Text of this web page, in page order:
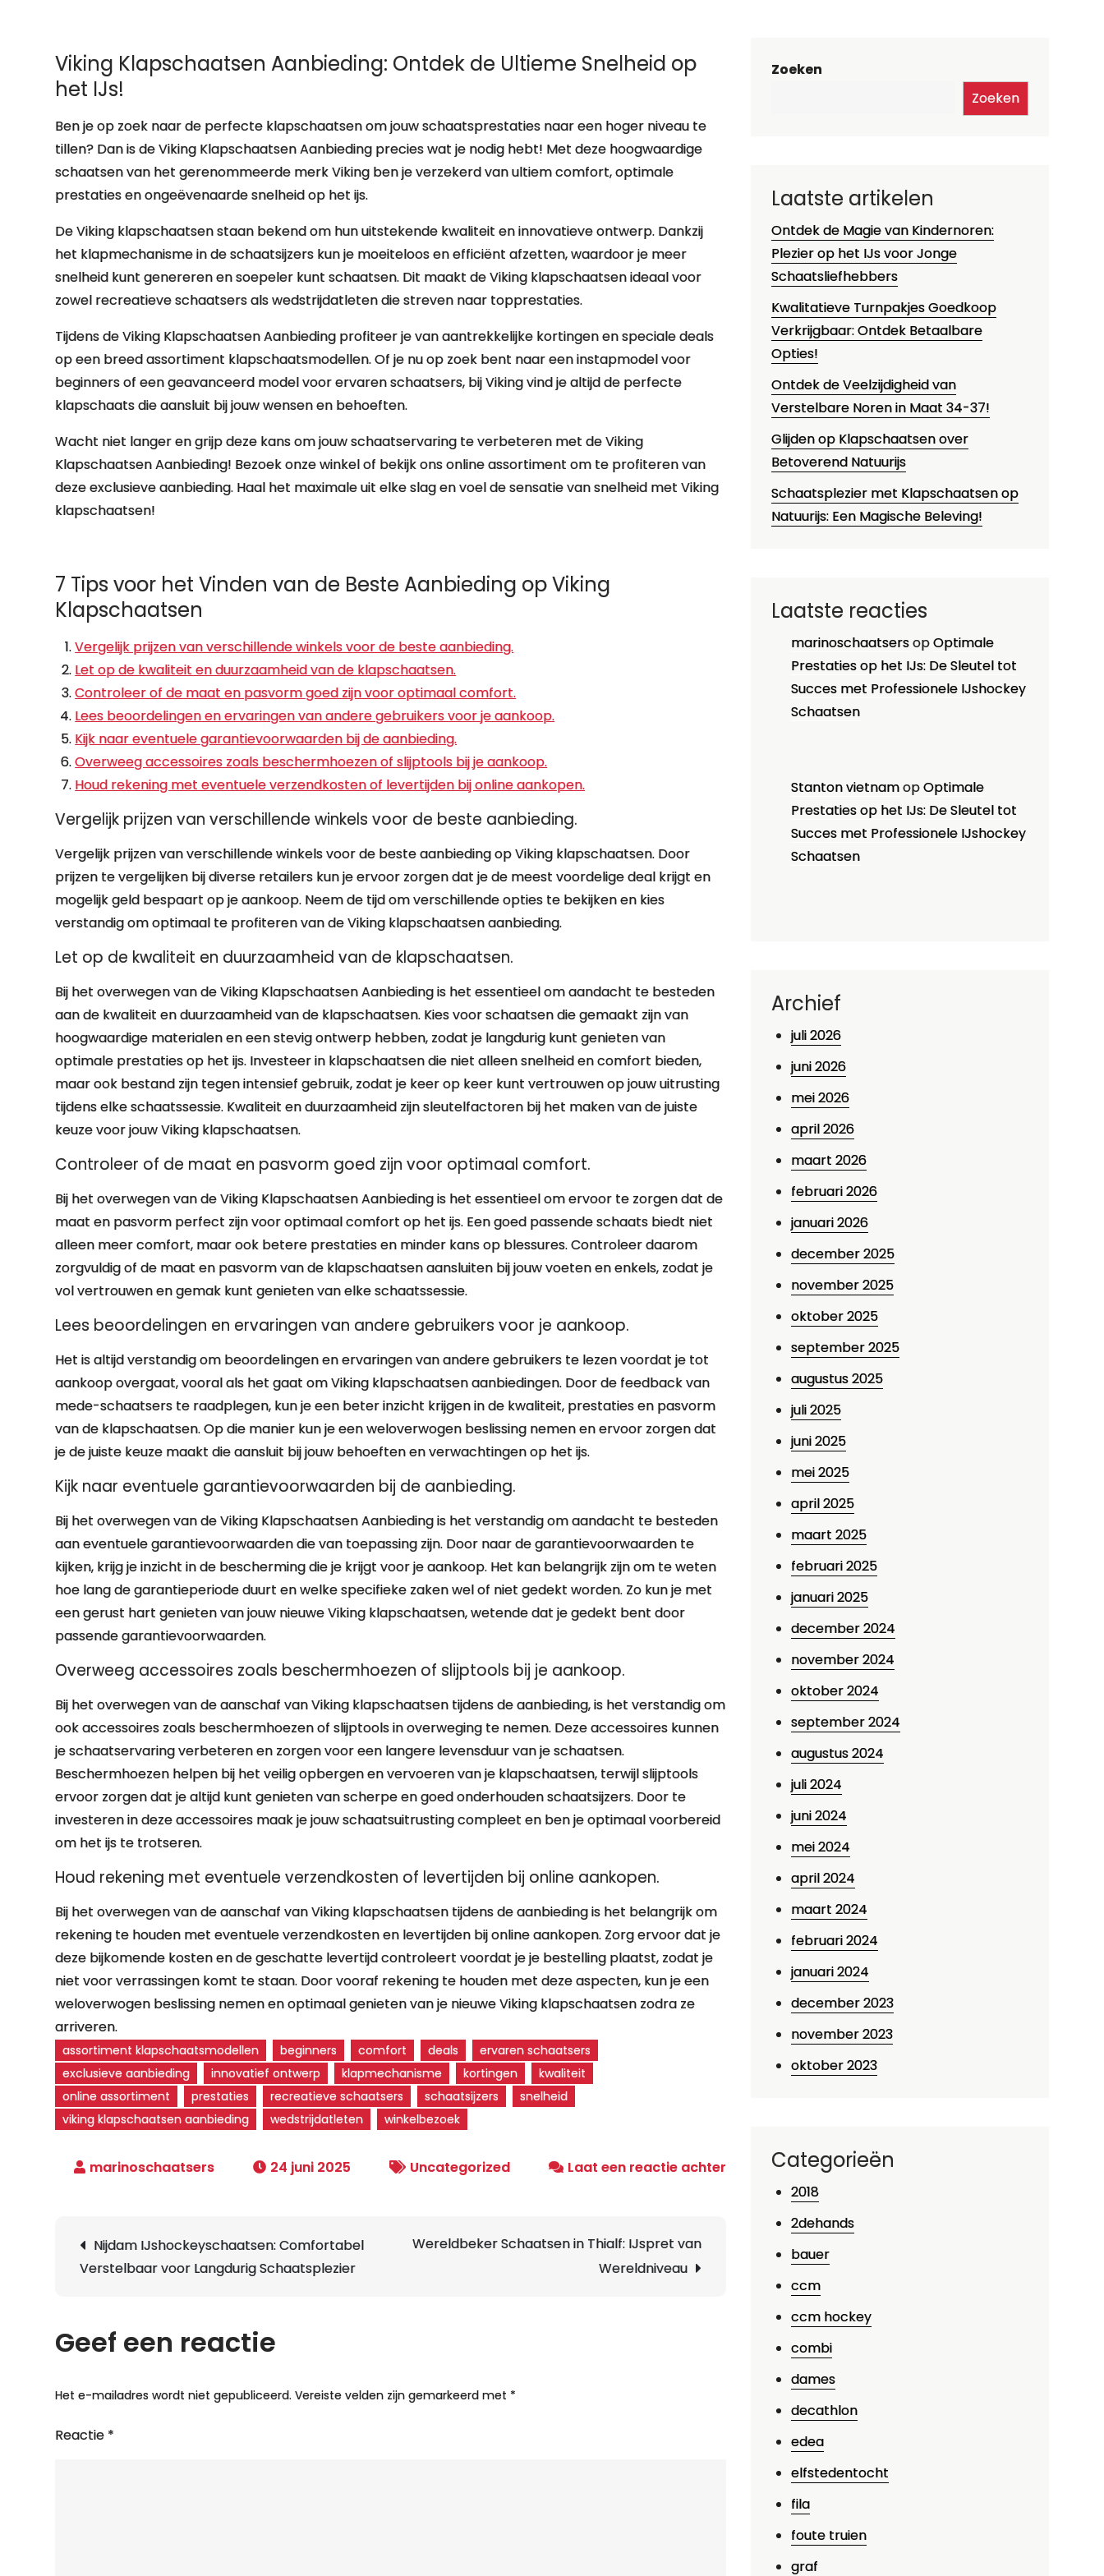
Viking Klapschaatsen Aanbieding: Ontdek de Ultieme Snelheid op
het IJs!
Ben je op zoek naar de perfecte klapschaatsen om jouw schaatsprestaties naar een hoger niveau te
tillen? Dan is de Viking Klapschaatsen Aanbieding precies wat je nodig hebt! Met deze hoogwaardige
schaatsen van het gerenommeerde merk Viking ben je verzekerd van ultiem comfort, optimale
prestaties en ongeëvenaarde snelheid op het ijs.
De Viking klapschaatsen staan bekend om hun uitstekende kwaliteit en innovatieve ontwerp. Dankzij
het klapmechanisme in de schaatsijzers kun je moeiteloos en efficiënt afzetten, waardoor je meer
snelheid kunt genereren en soepeler kunt schaatsen. Dit maakt de Viking klapschaatsen ideaal voor
zowel recreatieve schaatsers als wedstrijdatleten die streven naar topprestaties.
Tijdens de Viking Klapschaatsen Aanbieding profiteer je van aantrekkelijke kortingen en speciale deals
op een breed assortiment klapschaatsmodellen. Of je nu op zoek bent naar een instapmodel voor
beginners of een geavanceerd model voor ervaren schaatsers, bij Viking vind je altijd de perfecte
klapschaats die aansluit bij jouw wensen en behoeften.
Wacht niet langer en grijp deze kans om jouw schaatservaring te verbeteren met de Viking
Klapschaatsen Aanbieding! Bezoek onze winkel of bekijk ons online assortiment om te profiteren van
deze exclusieve aanbieding. Haal het maximale uit elke slag en voel de sensatie van snelheid met Viking
klapschaatsen!
7 Tips voor het Vinden van de Beste Aanbieding op Viking
Klapschaatsen
Vergelijk prijzen van verschillende winkels voor de beste aanbieding.
Let op de kwaliteit en duurzaamheid van de klapschaatsen.
Controleer of de maat en pasvorm goed zijn voor optimaal comfort.
Lees beoordelingen en ervaringen van andere gebruikers voor je aankoop.
Kijk naar eventuele garantievoorwaarden bij de aanbieding.
Overweeg accessoires zoals beschermhoezen of slijptools bij je aankoop.
Houd rekening met eventuele verzendkosten of levertijden bij online aankopen.
Vergelijk prijzen van verschillende winkels voor de beste aanbieding.
Vergelijk prijzen van verschillende winkels voor de beste aanbieding op Viking klapschaatsen. Door
prijzen te vergelijken bij diverse retailers kun je ervoor zorgen dat je de meest voordelige deal krijgt en
mogelijk geld bespaart op je aankoop. Neem de tijd om verschillende opties te bekijken en kies
verstandig om optimaal te profiteren van de Viking klapschaatsen aanbieding.
Let op de kwaliteit en duurzaamheid van de klapschaatsen.
Bij het overwegen van de Viking Klapschaatsen Aanbieding is het essentieel om aandacht te besteden
aan de kwaliteit en duurzaamheid van de klapschaatsen. Kies voor schaatsen die gemaakt zijn van
hoogwaardige materialen en een stevig ontwerp hebben, zodat je langdurig kunt genieten van
optimale prestaties op het ijs. Investeer in klapschaatsen die niet alleen snelheid en comfort bieden,
maar ook bestand zijn tegen intensief gebruik, zodat je keer op keer kunt vertrouwen op jouw uitrusting
tijdens elke schaatssessie. Kwaliteit en duurzaamheid zijn sleutelfactoren bij het maken van de juiste
keuze voor jouw Viking klapschaatsen.
Controleer of de maat en pasvorm goed zijn voor optimaal comfort.
Bij het overwegen van de Viking Klapschaatsen Aanbieding is het essentieel om ervoor te zorgen dat de
maat en pasvorm perfect zijn voor optimaal comfort op het ijs. Een goed passende schaats biedt niet
alleen meer comfort, maar ook betere prestaties en minder kans op blessures. Controleer daarom
zorgvuldig of de maat en pasvorm van de klapschaatsen aansluiten bij jouw voeten en enkels, zodat je
vol vertrouwen en gemak kunt genieten van elke schaatssessie.
Lees beoordelingen en ervaringen van andere gebruikers voor je aankoop.
Het is altijd verstandig om beoordelingen en ervaringen van andere gebruikers te lezen voordat je tot
aankoop overgaat, vooral als het gaat om Viking klapschaatsen aanbiedingen. Door de feedback van
mede-schaatsers te raadplegen, kun je een beter inzicht krijgen in de kwaliteit, prestaties en pasvorm
van de klapschaatsen. Op die manier kun je een weloverwogen beslissing nemen en ervoor zorgen dat
je de juiste keuze maakt die aansluit bij jouw behoeften en verwachtingen op het ijs.
Kijk naar eventuele garantievoorwaarden bij de aanbieding.
Bij het overwegen van de Viking Klapschaatsen Aanbieding is het verstandig om aandacht te besteden
aan eventuele garantievoorwaarden die van toepassing zijn. Door naar de garantievoorwaarden te
kijken, krijg je inzicht in de bescherming die je krijgt voor je aankoop. Het kan belangrijk zijn om te weten
hoe lang de garantieperiode duurt en welke specifieke zaken wel of niet gedekt worden. Zo kun je met
een gerust hart genieten van jouw nieuwe Viking klapschaatsen, wetende dat je gedekt bent door
passende garantievoorwaarden.
Overweeg accessoires zoals beschermhoezen of slijptools bij je aankoop.
Bij het overwegen van de aanschaf van Viking klapschaatsen tijdens de aanbieding, is het verstandig om
ook accessoires zoals beschermhoezen of slijptools in overweging te nemen. Deze accessoires kunnen
je schaatservaring verbeteren en zorgen voor een langere levensduur van je schaatsen.
Beschermhoezen helpen bij het veilig opbergen en vervoeren van je klapschaatsen, terwijl slijptools
ervoor zorgen dat je altijd kunt genieten van scherpe en goed onderhouden schaatsijzers. Door te
investeren in deze accessoires maak je jouw schaatsuitrusting compleet en ben je optimaal voorbereid
om het ijs te trotseren.
Houd rekening met eventuele verzendkosten of levertijden bij online aankopen.
Bij het overwegen van de aanschaf van Viking klapschaatsen tijdens de aanbieding is het belangrijk om
rekening te houden met eventuele verzendkosten en levertijden bij online aankopen. Zorg ervoor dat je
deze bijkomende kosten en de geschatte levertijd controleert voordat je je bestelling plaatst, zodat je
niet voor verrassingen komt te staan. Door vooraf rekening te houden met deze aspecten, kun je een
weloverwogen beslissing nemen en optimaal genieten van je nieuwe Viking klapschaatsen zodra ze
arriveren.
assortiment klapschaatsmodellen beginners comfort deals
ervaren schaatsers
exclusieve aanbieding
innovatief ontwerp klapmechanisme kortingen
kwaliteit
online assortiment
prestaties recreatieve schaatsers schaatsijzers
snelheid
viking klapschaatsen aanbieding
wedstrijdatleten winkelbezoek
24 juni 2025 Uncategorized Laat een reactie achterop
Exclusieve
Klapschaatsen
Aanbieding:
Snelheid
Berichtnavigatie
Nijdam IJshockeyschaatsen: Comfortabel
Verstelbaar voor Langdurig Schaatsplezier
Wereldbeker Schaatsen in Thialf: IJspret van
Wereldniveau
Geef een reactie
Het e-mailadres wordt niet gepubliceerd. Vereiste velden zijn gemarkeerd met *
Reactie *
Zoeken
Zoeken
Laatste artikelen
Ontdek de Magie van Kindernoren:
Plezier op het IJs voor Jonge
Schaatsliefhebbers
Kwalitatieve Turnpakjes Goedkoop
Verkrijgbaar: Ontdek Betaalbare
Opties!
Ontdek de Veelzijdigheid van
Verstelbare Noren in Maat 34-37!
Glijden op Klapschaatsen over
Betoverend Natuurijs
Schaatsplezier met Klapschaatsen op
Natuurijs: Een Magische Beleving!
Laatste reacties
marinoschaatsersopOptimale
Prestaties op het IJs: De Sleutel tot
Succes met Professionele IJshockey
Schaatsen
Stanton vietnamopOptimale
Prestaties op het IJs: De Sleutel tot
Succes met Professionele IJshockey
Schaatsen
Archief
juli 2026
juni 2026
mei 2026
april 2026
maart 2026
februari 2026
januari 2026
december 2025
november 2025
oktober 2025
september 2025
augustus 2025
juli 2025
juni 2025
mei 2025
april 2025
maart 2025
februari 2025
januari 2025
december 2024
november 2024
oktober 2024
september 2024
augustus 2024
juli 2024
juni 2024
mei 2024
april 2024
maart 2024
februari 2024
januari 2024
december 2023
november 2023
oktober 2023
Categorieën
2018
2dehands
bauer
ccm
ccm hockey
combi
dames
decathlon
edea
elfstedentocht
fila
foute truien
graf